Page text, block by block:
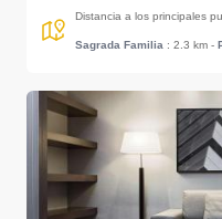
Distancia a los principales
Sagrada Familia : 2.3 km -